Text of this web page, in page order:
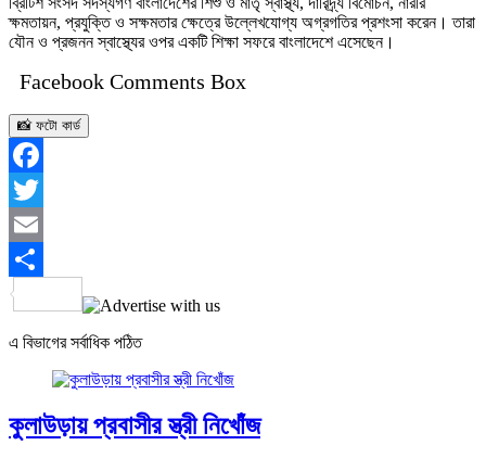
ক্ষমতায়ন, প্রযুক্তি ও সক্ষমতার ক্ষেত্রে উল্লেখযোগ্য অগ্রগতির প্রশংসা করেন। তারা
যৌন ও প্রজনন স্বাস্থ্যের ওপর একটি শিক্ষা সফরে বাংলাদেশে এসেছেন।
Facebook Comments Box
📸 ফটো কার্ড
Facebook
Twitter
Email
Share
এ বিভাগের সর্বাধিক পঠিত
কুলাউড়ায় প্রবাসীর স্ত্রী নিখোঁজ